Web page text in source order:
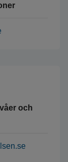
och